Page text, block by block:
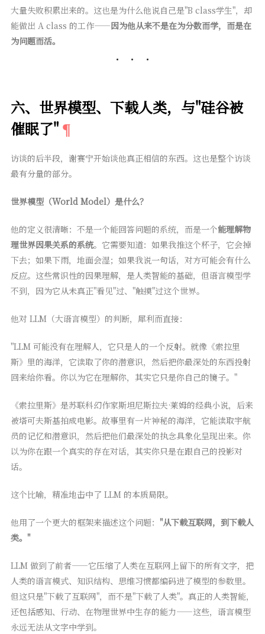
大量失败积累出来的。这也是为什么他说自己是"B class学生"，却
能做出 A class 的工作——因为他从来不是在为分数而学，而是在
为问题而活。
六、世界模型、下载人类，与"硅谷被
催眠了"
访谈的后半段，谢赛宁开始谈他真正相信的东西。这也是整个访谈
最有分量的部分。
世界模型（World Model）是什么？
他的定义很清晰：不是一个能回答问题的系统，而是一个能理解物
理世界因果关系的系统。它需要知道：如果我推这个杯子，它会掉
下去；如果下雨，地面会湿；如果我说一句话，对方可能会有什么
反应。这些常识性的因果理解，是人类智能的基础，但语言模型学
不到，因为它从未真正"看见"过、"触摸"过这个世界。
他对 LLM（大语言模型）的判断，犀利而直接：
"LLM 可能没有在理解人，它只是人的一个反射。就像《索拉里
斯》里的海洋，它读取了你的潜意识，然后把你最深处的东西投射
回来给你看。你以为它在理解你，其实它只是你自己的镜子。"
《索拉里斯》是苏联科幻作家斯坦尼斯拉夫·莱姆的经典小说，后来
被塔可夫斯基拍成电影。故事里有一片神秘的海洋，它能读取宇航
员的记忆和潜意识，然后把他们最深处的执念具象化呈现出来。你
以为你在跟一个真实的存在对话，其实你只是在跟自己的投影对
话。
这个比喻，精准地击中了 LLM 的本质局限。
他用了一个更大的框架来描述这个问题： "从下载互联网，到下载人
类。"
LLM 做到了前者——它压缩了人类在互联网上留下的所有文字，把
人类的语言模式、知识结构、思维习惯都编码进了模型的参数里。
但这只是"下载了互联网"，而不是"下载了人类"。真正的人类智能，
还包括感知、行动、在物理世界中生存的能力——这些，语言模型
永远无法从文字中学到。